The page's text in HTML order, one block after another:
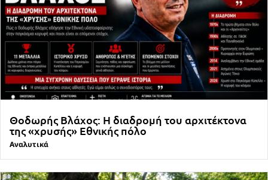
Θοδωρής Βλάχος: Η διαδρομή του αρχιτέκτονα
της «χρυσής» Εθνικής πόλο
Αναλυτικά